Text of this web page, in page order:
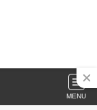
MENU